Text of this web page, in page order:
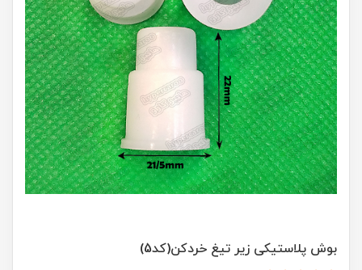
بوش پلاستیکی زیر تیغ خردکن(کد5)